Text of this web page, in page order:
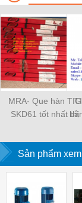
MRA- Que hàn TIG
SKD61 tốt nhất thị
Sản phẩm